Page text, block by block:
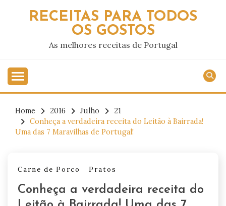
RECEITAS PARA TODOS
OS GOSTOS
As melhores receitas de Portugal
Home 2016 Julho
21
Conheça a verdadeira receita do Leitão à Bairrada!
Uma das 7 Maravilhas de Portugal!
Carne de Porco Pratos
Conheça a verdadeira receita do